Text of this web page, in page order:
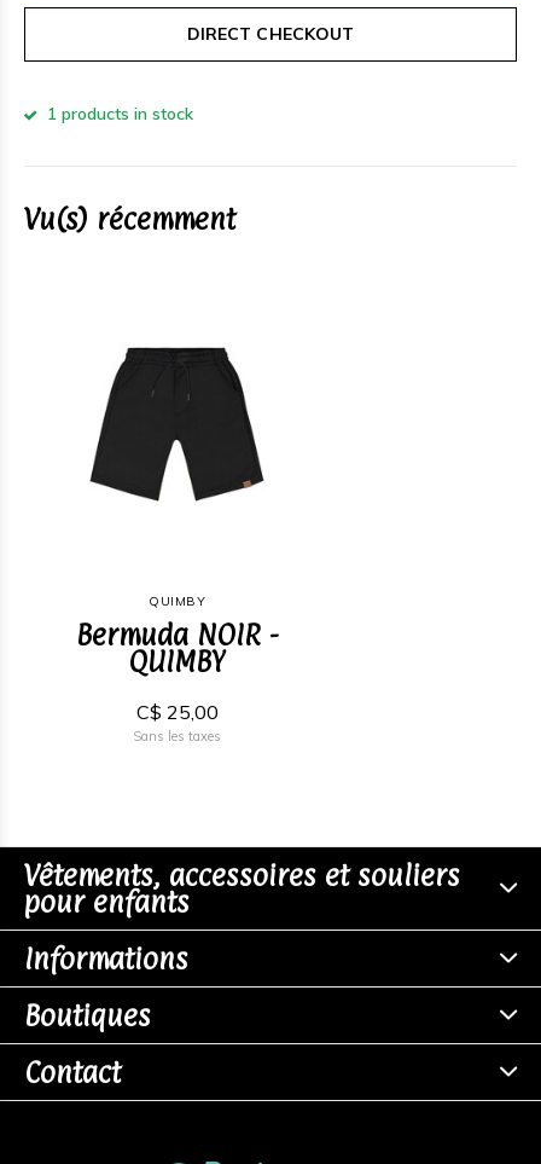
DIRECT CHECKOUT
1 products in stock
Vu(s) récemment
QUIMBY
Bermuda NOIR -
QUIMBY
C$ 25,00
Sans les taxes
Vêtements, accessoires et souliers
pour enfants
Informations
Boutiques
Contact